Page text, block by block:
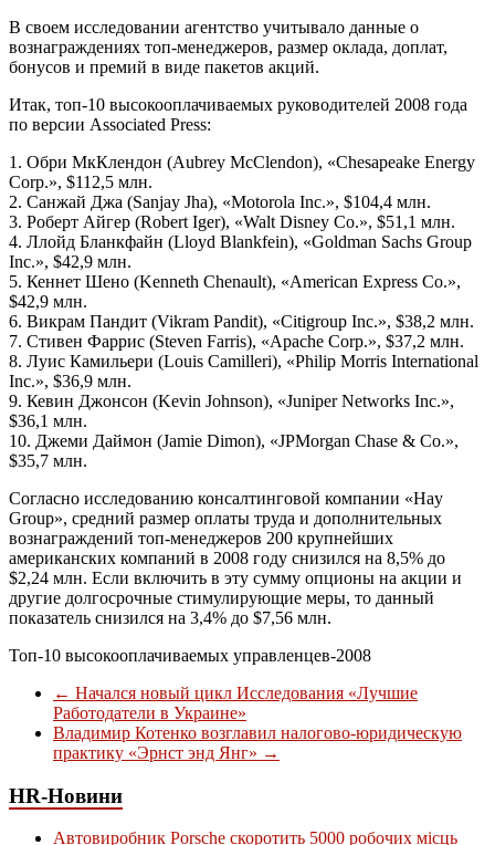
В своем исследовании агентство учитывало данные о
вознаграждениях топ-менеджеров, размер оклада, доплат,
бонусов и премий в виде пакетов акций.
Итак, топ-10 высокооплачиваемых руководителей 2008 года
по версии Associated Press:
1. Обри МкКлендон (Aubrey McClendon), «Chesapeake Energy
Corp.», $112,5 млн.
2. Санжай Джа (Sanjay Jha), «Motorola Inc.», $104,4 млн.
3. Роберт Айгер (Robert Iger), «Walt Disney Co.», $51,1 млн.
4. Ллойд Бланкфайн (Lloyd Blankfein), «Goldman Sachs Group
Inc.», $42,9 млн.
5. Кеннет Шено (Kenneth Chenault), «American Express Co.»,
$42,9 млн.
6. Викрам Пандит (Vikram Pandit), «Citigroup Inc.», $38,2 млн.
7. Стивен Фаррис (Steven Farris), «Apache Corp.», $37,2 млн.
8. Луис Камильери (Louis Camilleri), «Philip Morris International
Inc.», $36,9 млн.
9. Кевин Джонсон (Kevin Johnson), «Juniper Networks Inc.»,
$36,1 млн.
10. Джеми Даймон (Jamie Dimon), «JPMorgan Chase & Co.»,
$35,7 млн.
Согласно исследованию консалтинговой компании «Hay
Group», средний размер оплаты труда и дополнительных
вознаграждений топ-менеджеров 200 крупнейших
американских компаний в 2008 году снизился на 8,5% до
$2,24 млн. Если включить в эту сумму опционы на акции и
другие долгосрочные стимулирующие меры, то данный
показатель снизился на 3,4% до $7,56 млн.
Топ-10 высокооплачиваемых управленцев-2008
← Начался новый цикл Исследования «Лучшие
Работодатели в Украине»
Владимир Котенко возглавил налогово-юридическую
практику «Эрнст энд Янг» →
HR-Новини
Автовиробник Porsche скоротить 5000 робочих місць